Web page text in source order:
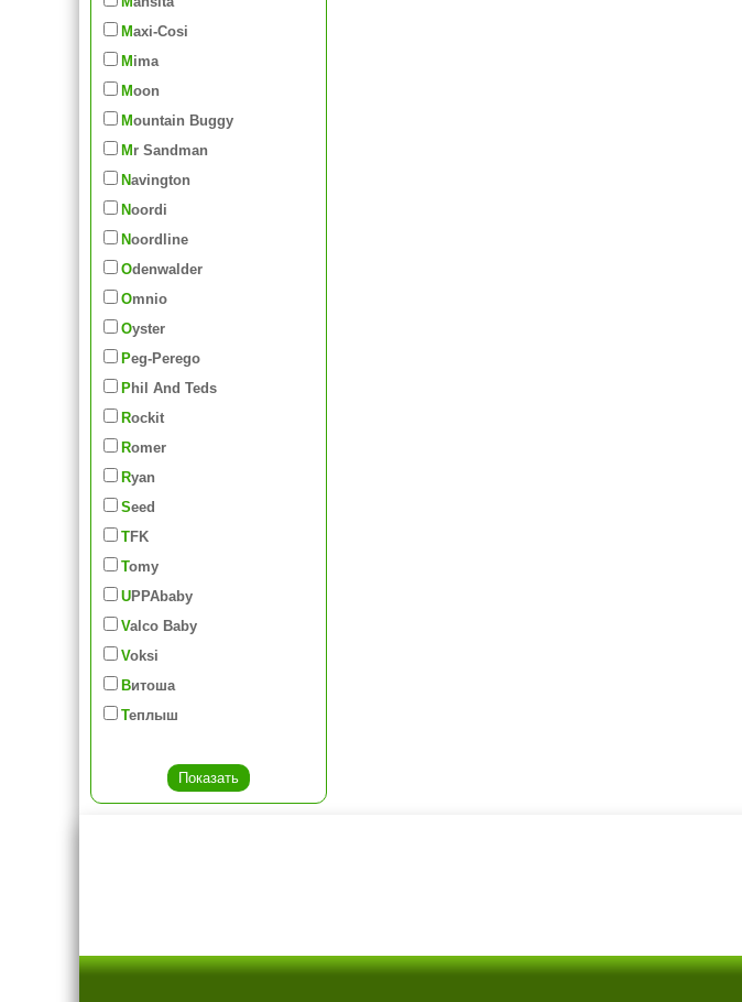
Maxi-Cosi
Mima
Moon
Mountain Buggy
Mr Sandman
Navington
Noordi
Noordline
Odenwalder
Omnio
Oyster
Peg-Perego
Phil And Teds
Rockit
Romer
Ryan
Seed
TFK
Tomy
UPPAbaby
Valco Baby
Voksi
Витоша
Теплыш